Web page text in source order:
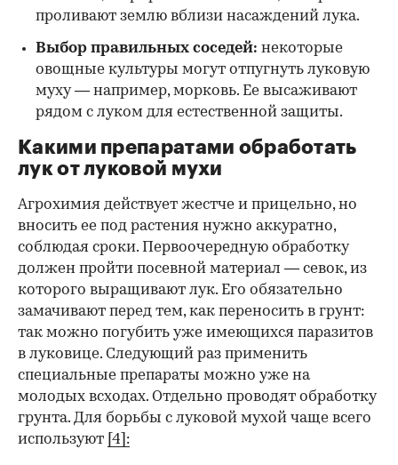
проливают землю вблизи насаждений лука.
Выбор правильных соседей: некоторые
овощные культуры могут отпугнуть луковую
муху — например, морковь. Ее высаживают
рядом с луком для естественной защиты.
Какими препаратами обработать
лук от луковой мухи
Агрохимия действует жестче и прицельно, но
вносить ее под растения нужно аккуратно,
соблюдая сроки. Первоочередную обработку
должен пройти посевной материал — севок, из
которого выращивают лук. Его обязательно
замачивают перед тем, как переносить в грунт:
так можно погубить уже имеющихся паразитов
в луковице. Следующий раз применить
специальные препараты можно уже на
молодых всходах. Отдельно проводят обработку
грунта. Для борьбы с луковой мухой чаще всего
используют [4]: